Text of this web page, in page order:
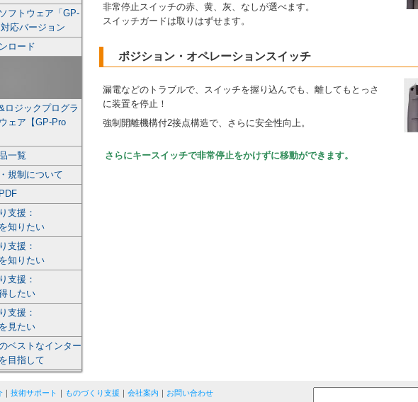
非常停止スイッチの赤、黄、灰、なしが選べます。
スイッチガードは取りはずせます。
ポジション・オペレーションスイッチ
漏電などのトラブルで、スイッチを握り込んでも、離してもとっさ
に装置を停止！
強制開離機構付2接点構造で、さらに安全性向上。
さらにキースイッチで非常停止をかけずに移動ができます。
フトウェア「GP-
応バージョン
ロード
ロジックプログラ
ェア【GP-Pro
一覧
規制について
支援：
知りたい
支援：
知りたい
支援：
したい
支援：
見たい
ベストなインター
目指して
｜ 技術サポート ｜ ものづくり支援 ｜ 会社案内 ｜ お問い合わせ